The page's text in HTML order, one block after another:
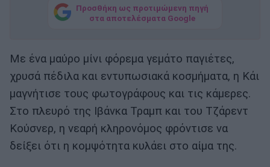
Προσθήκη ως προτιμώμενη πηγή
στα αποτελέσματα Google
Με ένα μαύρο μίνι φόρεμα γεμάτο παγιέτες,
χρυσά πέδιλα και εντυπωσιακά κοσμήματα, η Κάι
μαγνήτισε τους φωτογράφους και τις κάμερες.
Στο πλευρό της Ιβάνκα Τραμπ και του Τζάρεντ
Κούσνερ, η νεαρή κληρονόμος φρόντισε να
δείξει ότι η κομψότητα κυλάει στο αίμα της.